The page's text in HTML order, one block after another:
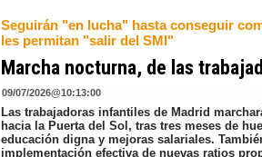
Seguirán "en lucha" hasta conseguir
les permitan "salir del SMI"
Marcha nocturna, de las
09/07/2026@10:13:00
Las trabajadoras infantiles de Madrid
hacia la Puerta del Sol, tras tres meses de
educación digna y mejoras salariales.
implementación efectiva de nuevas ratios